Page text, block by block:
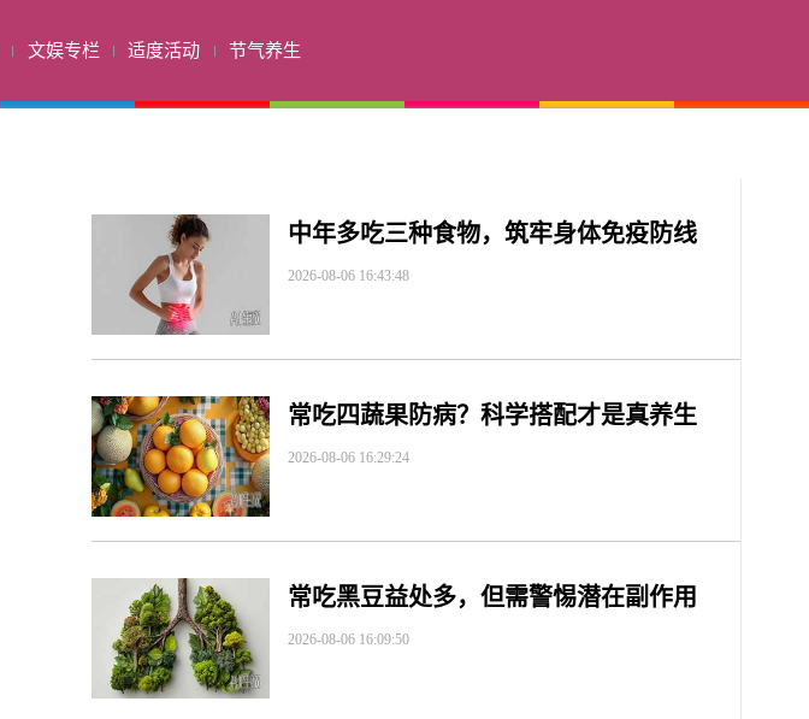
文娱专栏 适度活动 节气养生
中年多吃三种食物，筑牢身体免疫防线
2026-08-06 16:43:48
常吃四蔬果防病？科学搭配才是真养生
2026-08-06 16:29:24
常吃黑豆益处多，但需警惕潜在副作用
2026-08-06 16:09:50